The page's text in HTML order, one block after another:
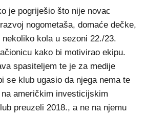
je pogriješio što nije novac
nogometaša, domaće dečke,
kola u sezoni 22./23.
kako bi motivirao ekipu.
spasiteljem te je za medije
se klub ugasio da njega nema te
američkim investicijskim
preuzeli 2018., a ne na njemu